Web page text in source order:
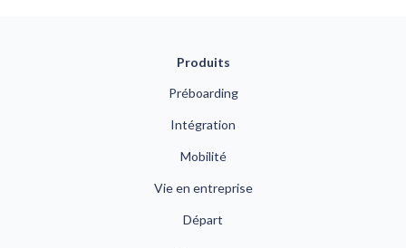
Produits
Préboarding
Intégration
Mobilité
Vie en entreprise
Départ